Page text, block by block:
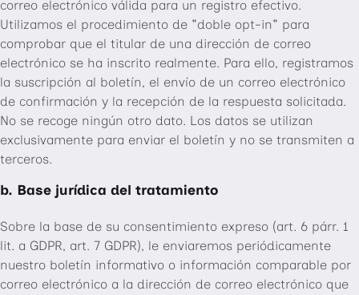
correo electrónico válida para un registro efectivo.
Utilizamos el procedimiento de "doble opt-in" para
comprobar que el titular de una dirección de correo
electrónico se ha inscrito realmente. Para ello, registramos
la suscripción al boletín, el envío de un correo electrónico
de confirmación y la recepción de la respuesta solicitada.
No se recoge ningún otro dato. Los datos se utilizan
exclusivamente para enviar el boletín y no se transmiten a
terceros.
b. Base jurídica del tratamiento
Sobre la base de su consentimiento expreso (art. 6 párr. 1
lit. a GDPR, art. 7 GDPR), le enviaremos periódicamente
nuestro boletín informativo o información comparable por
correo electrónico a la dirección de correo electrónico que